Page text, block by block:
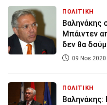
ΠΟΛΙΤΙΚΗ
Βαληνάκης
Μπάιντεν
δεν θα
09 Νοε 2020
ΠΟΛΙΤΙΚΗ
Βαληνάκης: